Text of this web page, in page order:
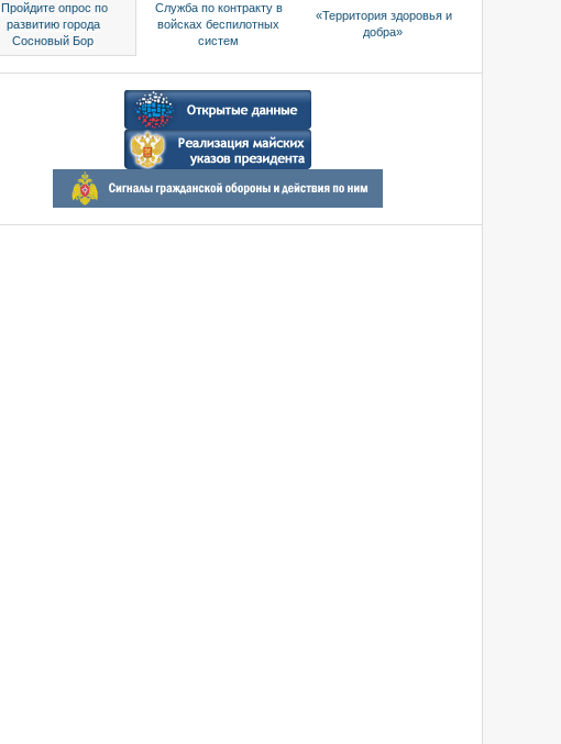
Пройдите опрос по
развитию города
Сосновый Бор
Служба по контракту в
войсках беспилотных
систем
«Территория здоровья и
добра»